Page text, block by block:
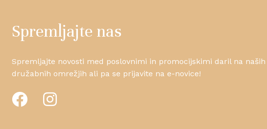
Spremljajte nas
Spremljajte novosti med poslovnimi in promocijskimi daril na naših
družabnih omrežjih ali pa se prijavite na e-novice!